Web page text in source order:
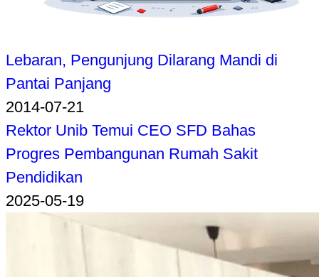
Lebaran, Pengunjung Dilarang Mandi di
Pantai Panjang
2014-07-21
Rektor Unib Temui CEO SFD Bahas
Progres Pembangunan Rumah Sakit
Pendidikan
2025-05-19